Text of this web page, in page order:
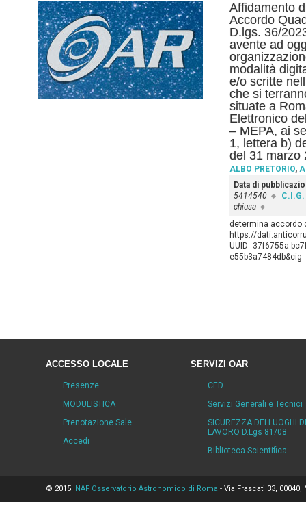
Affidamento
Accordo
D.lgs. 36/
avente ad
modalità
e/o scritte
che si
situate a
Elettronico
– MEPA, ai
1, lettera b)
del 31 marzo
ALBO PRETORIO,
Data di
5414540
C.I.G.
chiusa
determina accordo
https://
UUID=37f6755a-
ACCESSO LOCALE
Presenze
MODULISTICA
Prenotazione Sale
Accedi
SERVIZI OAR
CED
Servizi Generali e Tecnici
SICUREZZA DEI LUOGHI DI
LAVORO D.Lgs 81/08
Biblioteca Scientifica
© 2015 INAF Osservatorio Astronomico di Roma - Via Frascati 33,